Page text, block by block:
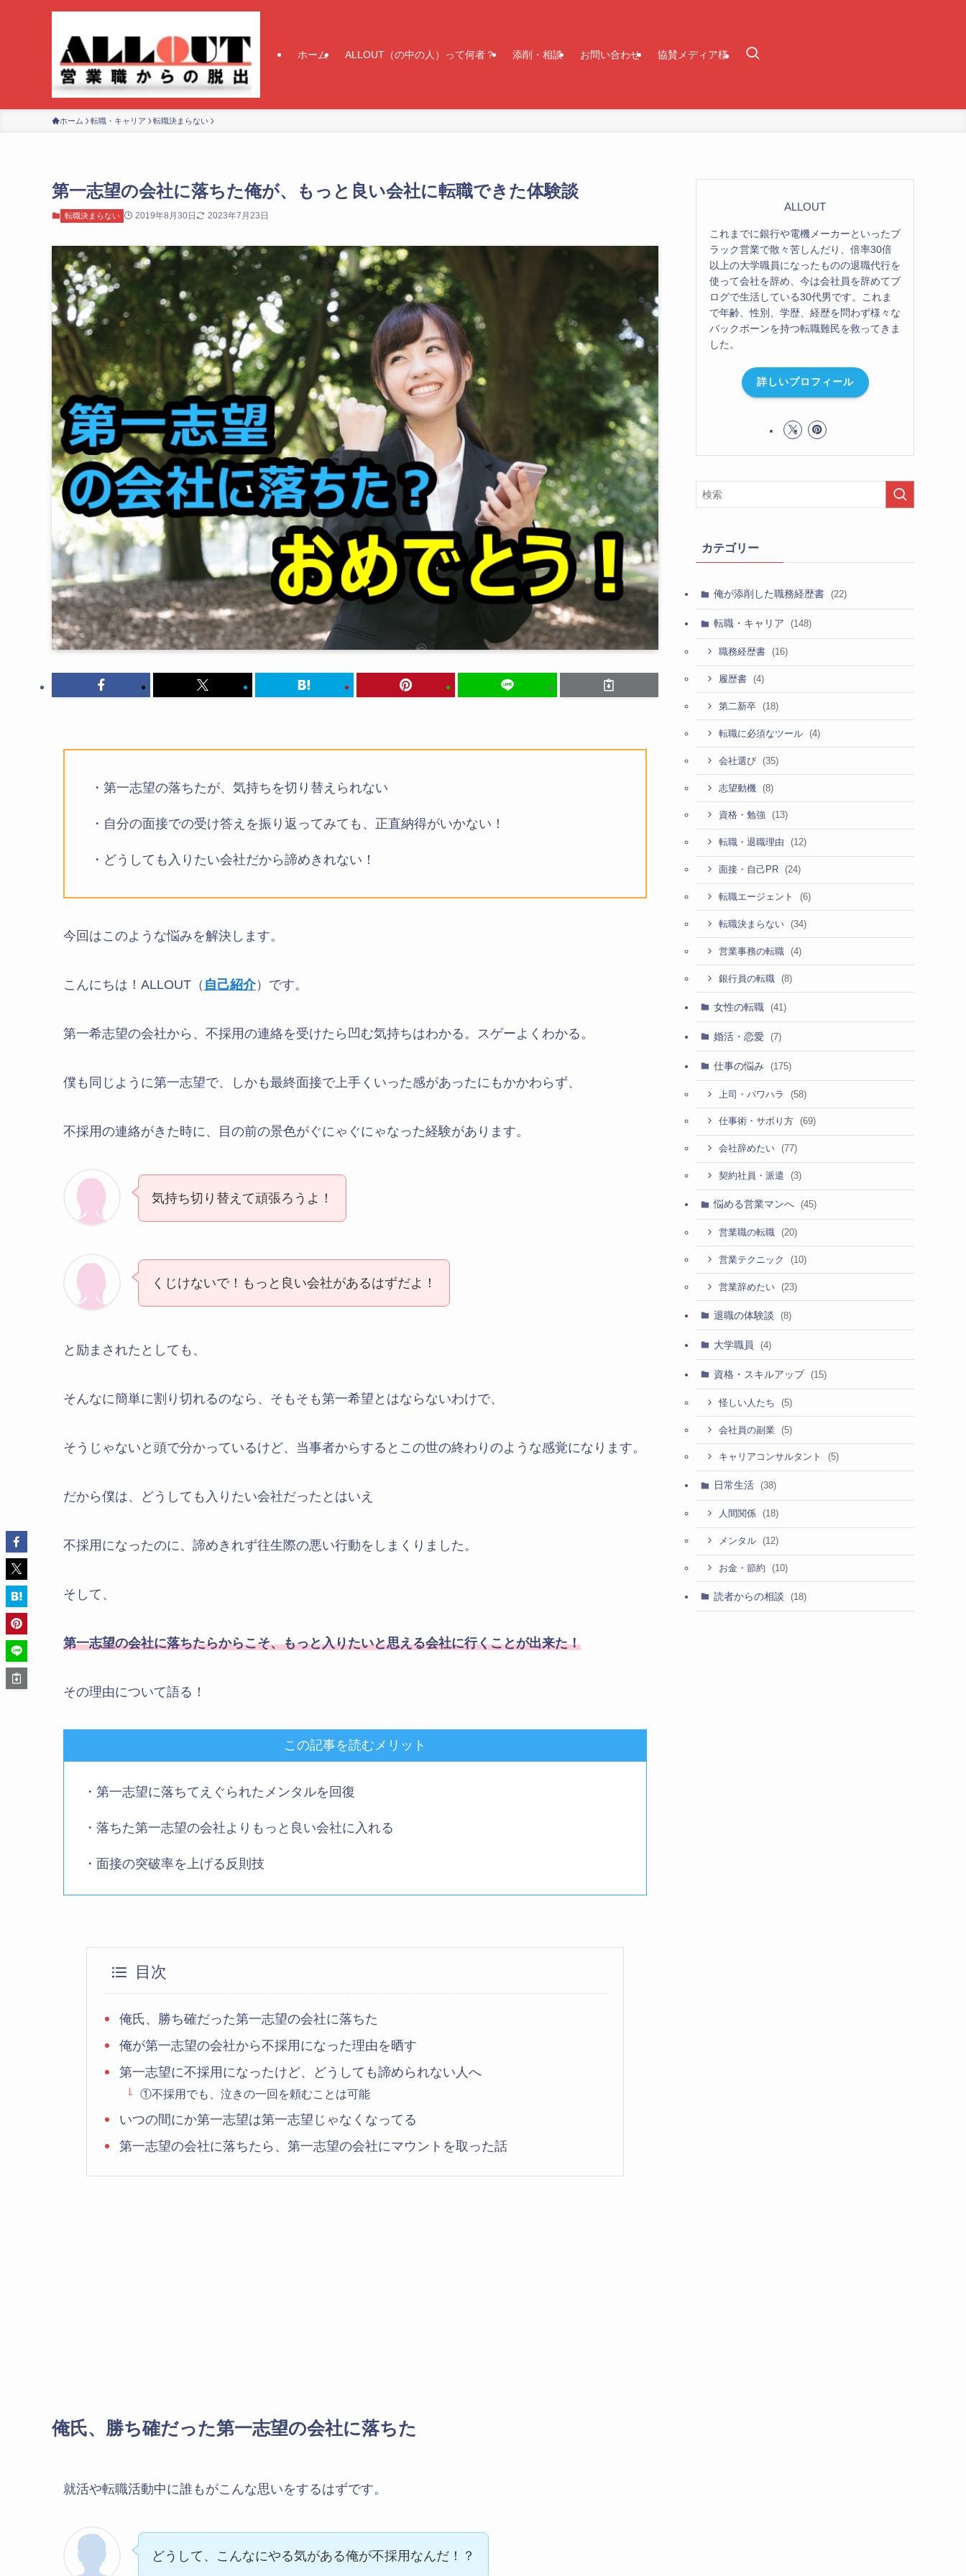
ホーム ALLOUT（の中の人）って何者？ 添削・相談 お問い合わせ 協賛メディア様
ホーム 転職・キャリア 転職決まらない
第一志望の会社に落ちた俺が、もっと良い会社に転職できた体験談
転職決まらない 2019年8月30日 2023年7月23日
・第一志望の落ちたが、気持ちを切り替えられない
・自分の面接での受け答えを振り返ってみても、正直納得がいかない！
・どうしても入りたい会社だから諦めきれない！
今回はこのような悩みを解決します。
こんにちは！ALLOUT（ 自己紹介）です。
第一希志望の会社から、不採用の連絡を受けたら凹む気持ちはわかる。スゲーよくわかる。
僕も同じように第一志望で、しかも最終面接で上手くいった感があったにもかかわらず、
不採用の連絡がきた時に、目の前の景色がぐにゃぐにゃなった経験があります。
気持ち切り替えて頑張ろうよ！
くじけないで！もっと良い会社があるはずだよ！
と励まされたとしても、
そんなに簡単に割り切れるのなら、そもそも第一希望とはならないわけで、
そうじゃないと頭で分かっているけど、当事者からするとこの世の終わりのような感覚になります。
だから僕は、どうしても入りたい会社だったとはいえ
不採用になったのに、諦めきれず往生際の悪い行動をしまくりました。
そして、
第一志望の会社に落ちたらからこそ、もっと入りたいと思える会社に行くことが出来た！
その理由について語る！
この記事を読むメリット
・第一志望に落ちてえぐられたメンタルを回復
・落ちた第一志望の会社よりもっと良い会社に入れる
・面接の突破率を上げる反則技
目次
俺氏、勝ち確だった第一志望の会社に落ちた
俺が第一志望の会社から不採用になった理由を晒す
第一志望に不採用になったけど、どうしても諦められない人へ
①不採用でも、泣きの一回を頼むことは可能
いつの間にか第一志望は第一志望じゃなくなってる
第一志望の会社に落ちたら、第一志望の会社にマウントを取った話
俺氏、勝ち確だった第一志望の会社に落ちた
就活や転職活動中に誰もがこんな思いをするはずです。
どうして、こんなにやる気がある俺が不採用なんだ！？
ALLOUT
これまでに銀行や電機メーカーといったブ
ラック営業で散々苦しんだり、倍率30倍
以上の大学職員になったものの退職代行を
使って会社を辞め、今は会社員を辞めてブ
ログで生活している30代男です。これま
で年齢、性別、学歴、経歴を問わず様々な
バックボーンを持つ転職難民を救ってきま
した。
詳しいプロフィール
カテゴリー
俺が添削した職務経歴書 (22)
転職・キャリア (148)
職務経歴書 (16)
履歴書 (4)
第二新卒 (18)
転職に必須なツール (4)
会社選び (35)
志望動機 (8)
資格・勉強 (13)
転職・退職理由 (12)
面接・自己PR (24)
転職エージェント (6)
転職決まらない (34)
営業事務の転職 (4)
銀行員の転職 (8)
女性の転職 (41)
婚活・恋愛 (7)
仕事の悩み (175)
上司・パワハラ (58)
仕事術・サボり方 (69)
会社辞めたい (77)
契約社員・派遣 (3)
悩める営業マンへ (45)
営業職の転職 (20)
営業テクニック (10)
営業辞めたい (23)
退職の体験談 (8)
大学職員 (4)
資格・スキルアップ (15)
怪しい人たち (5)
会社員の副業 (5)
キャリアコンサルタント (5)
日常生活 (38)
人間関係 (18)
メンタル (12)
お金・節約 (10)
読者からの相談 (18)